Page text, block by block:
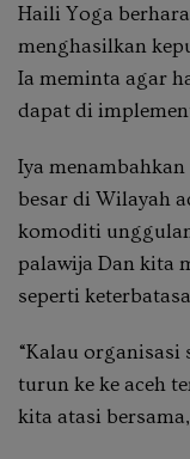
Haili Yoga
menghasilkan
Ia meminta agar
dapat di
Iya
besar di Wilayah
komoditi
palawija Dan kita
seperti
“Kalau organisasi
turun ke ke aceh
kita atasi